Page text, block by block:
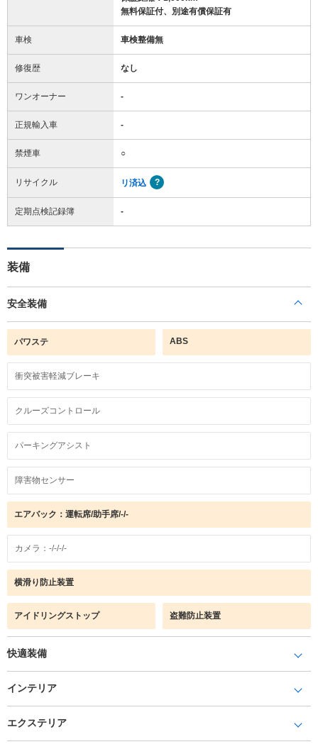
無料保証付、別途有償保証有
車検 車検整備無
修復歴 なし
ワンオーナー -
正規輸入車 -
禁煙車 ○
リサイクル リ済込
定期点検記録簿 -
装備
安全装備
パワステ ABS
衝突被害軽減ブレーキ
クルーズコントロール
パーキングアシスト
障害物センサー
エアバック：運転席/助手席/-/-
カメラ：-/-/-/-
横滑り防止装置
アイドリングストップ 盗難防止装置
快適装備
インテリア
エクステリア